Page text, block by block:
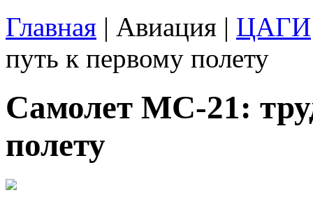
Главная | Авиация | ЦАГИ
путь к первому полету
Самолет МС-21:
полету